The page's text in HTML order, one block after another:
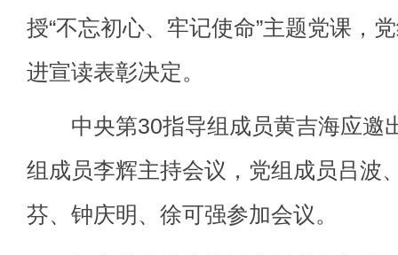
授“不忘初心、牢记使命”主题党课，
进宣读表彰决定。
中央第30指导组成员黄吉海应邀
组成员李辉主持会议，党组成员吕波
芬、钟庆明、徐可强参加会议。